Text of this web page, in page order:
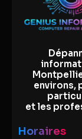
environs,
et les
Horaires